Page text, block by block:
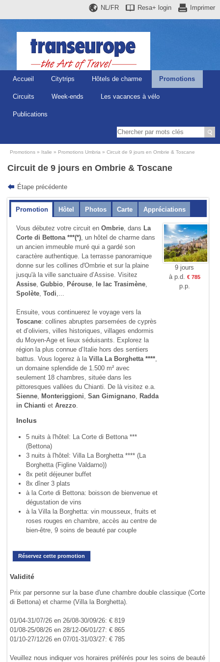
Imprimer
Resa+ login
NL/FR
Accueil Citytrips Hôtels de charme Promotions
Circuits Week-ends Les vacances à vélo
Publications
Promotions Italie Promotions Umbria Circuit de 9 jours en Ombrie & Toscane
Circuit de 9 jours en Ombrie & Toscane
Étape précédente
Promotion Hôtel Photos Carte Appréciations
Vous débutez votre circuit enOmbrie, dans La
Corte di Bettona ***(*), un hôtel de charme dans
un ancien immeuble muré qui a gardé son
caractère authentique. La terrasse panoramique
donne sur les collines d'Ombrie et sur la plaine
jusqu'à la ville sanctuaire d’Assise. Visitez
Assise,Gubbio, Pérouse, le lac Trasimène,
Spolète,Todi,...
Ensuite, vous continuerez le voyage vers la
Toscane: collines abruptes parsemées de cyprès
et d’oliviers, villes historiques, villages endormis
du Moyen‑Age et lieux séduisants. Explorez la
région la plus connue d’Italie hors des sentiers
battus. Vous logerez à laVilla La Borghetta ****,
un domaine splendide de 1.500 m² avec
seulement 18 chambres, située dans les
pittoresques vallées du Chianti. De là visitez e.a.
Sienne, Monteriggioni,San Gimignano, Radda
in Chianti etArezzo.
Inclus
5 nuits à l'hôtel: La Corte di Bettona ***
(Bettona)
3 nuits à l'hôtel: Villa La Borghetta **** (La
Borghetta (Figline Valdarno))
8x petit déjeuner buffet
8x dîner 3 plats
à la Corte di Bettona: boisson de bienvenue et
dégustation de vins
à la Villa la Borghetta: vin mousseux, fruits et
roses rouges en chambre, accès au centre de
bien-être, 9 soins de beauté par couple
9 jours
à p.d.
€ 785
p.p.
Réservez cette promotion
Validité
Prix par personne sur la base d'une chambre double classique (Corte
di Bettona) et charme (Villa la Borghetta).
01/04-31/07/26 en 26/08-30/09/26: € 819
01/08-25/08/26 en 28/12-06/01/27: € 865
01/10-27/12/26 en 07/01-31/03/27: € 785
Veuillez nous indiquer vos horaires préférés pour les soins de beauté